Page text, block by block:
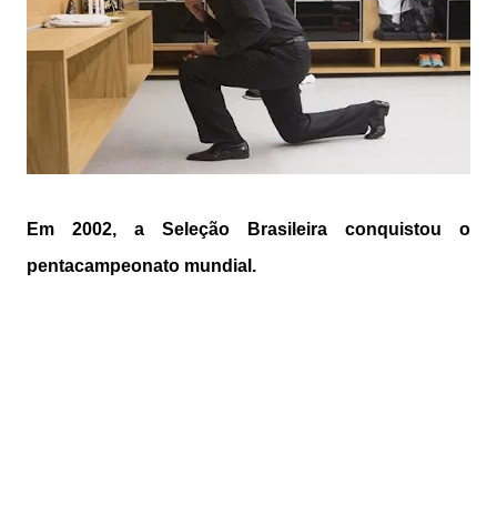
Em 2002, a Seleção Brasileira conquistou o
pentacampeonato mundial.